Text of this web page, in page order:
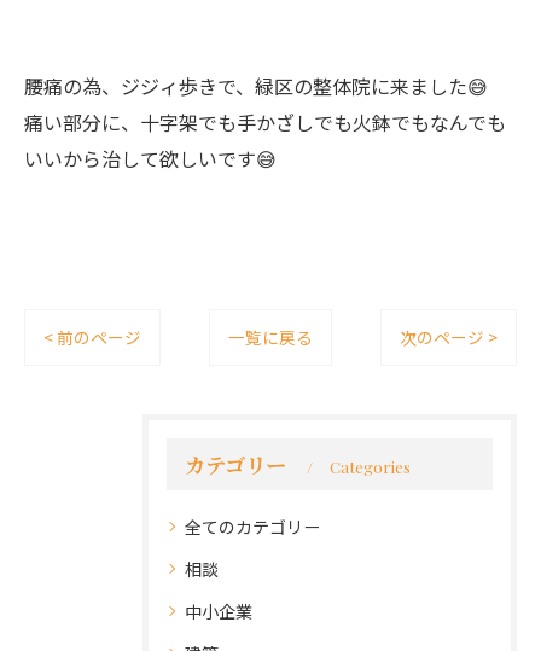
腰痛の為、ジジィ歩きで、緑区の整体院に来ました😅
痛い部分に、十字架でも手かざしでも火鉢でもなんでも
いいから治して欲しいです😅
< 前のページ 一覧に戻る 次のページ >
カテゴリー Categories
全てのカテゴリー
相談
中小企業